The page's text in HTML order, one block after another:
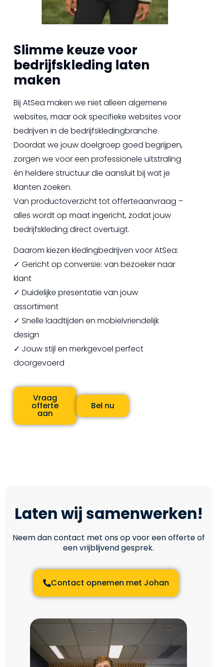
Slimme keuze voor
bedrijfskleding laten
maken
Bij AtSea maken we niet alleen algemene
websites, maar ook specifieke websites voor
bedrijven in de bedrijfskledingbranche.
Doordat we jouw doelgroep goed begrijpen,
zorgen we voor een professionele uitstraling
én heldere structuur die aansluit bij wat je
klanten zoeken.
Van productoverzicht tot offerteaanvraag –
alles wordt op maat ingericht, zodat jouw
bedrijfskleding direct overtuigt.
Daarom kiezen kledingbedrijven voor AtSea:
✓ Gericht op conversie: van bezoeker naar
klant
✓ Duidelijke presentatie van jouw
assortiment
✓ Snelle laadtijden en mobielvriendelijk
design
✓ Jouw stijl en merkgevoel perfect
doorgevoerd
Vraag
offerte
aan
Bel nu
Laten wij samenwerken!
Neem dan contact met ons op voor een offerte of
een vrijblijvend gesprek.
Contact opnemen met Johan